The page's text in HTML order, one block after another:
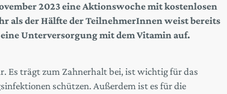
2023 eine Aktionswoche mit kostenlosen
als der Hälfte der TeilnehmerInnen weist bereits
Unterversorgung mit dem Vitamin auf.
Es trägt zum Zahnerhalt bei, ist wichtig für das
schützen. Außerdem ist es für die